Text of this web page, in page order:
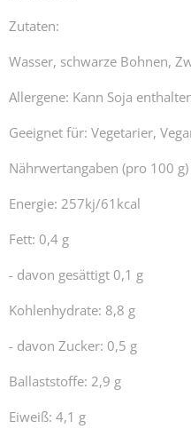
Zutaten:
Wasser, schwarze Bohnen,
Allergene: Kann Soja
Geeignet für: Vegetarier,
Nährwertangaben (pro 100 g)
Energie: 257kj/61kcal
Fett: 0,4 g
- davon gesättigt 0,1 g
Kohlenhydrate: 8,8 g
- davon Zucker: 0,5 g
Ballaststoffe: 2,9 g
Eiweiß: 4,1 g